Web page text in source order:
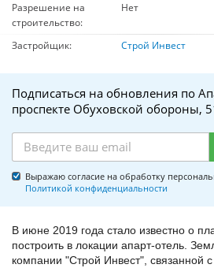
Разрешение на
строительство:
Нет
Застройщик: Строй Инвест
Подписаться на обновления по
проспекте Обуховской обороны,
Выражаю согласие на обработку
Политикой конфиденциальности
В июне 2019 года стало известно о
построить в локации апарт-отель.
компании "Строй Инвест", связанной